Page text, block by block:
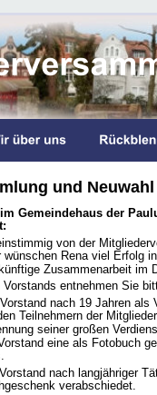
und
Gemeindehaus der
von der
Rena viel Erfolg
Zusammenarbeit im
entnehmen Sie
nach 19 Jahren als
Teilnehmern der
seiner großen
eine als Fotobuch
nach langjähriger
verabschiedet.